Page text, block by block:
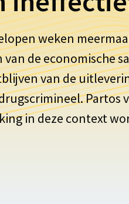
weken
de economische
van de
Partos
in deze context